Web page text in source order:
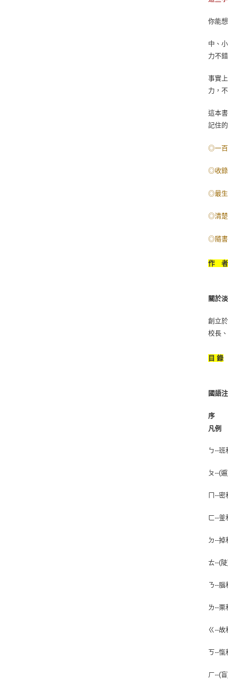
你能
中、
力不
事實
力，
這本
記住
◎一百
◎收錄
◎最生
◎清楚
◎隨書
作
關於
創立
校長
目 錄
國語
序
凡例
ㄅ--
ㄆ--(
ㄇ--
ㄈ--釜
ㄉ--
ㄊ--(
ㄋ--腦
ㄌ--
ㄍ--故
ㄎ--愾
ㄏ--(